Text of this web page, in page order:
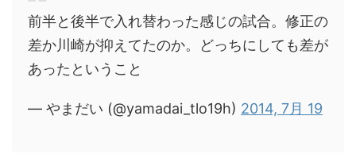
前半と後半で入れ替わった感じの試合。修正の
差か川崎が抑えてたのか。どっちにしても差が
あったということ
— やまだい (@yamadai_tlo19h) 2014, 7月 19